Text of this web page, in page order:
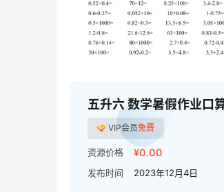
五升六 数学暑假作业口
VIP会员免费
资源价格 ¥0.00
发布时间 2023年12月4日